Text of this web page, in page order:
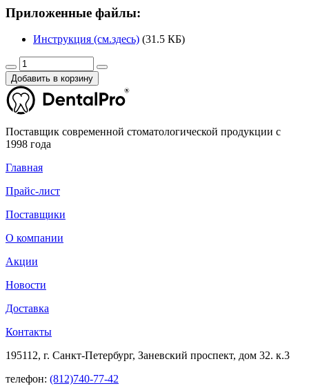
Приложенные файлы:
Инструкция (см.здесь) (31.5 КБ)
Добавить в корзину
Поставщик современной стоматологической продукции с
1998 года
Главная
Прайс-лист
Поставщики
О компании
Акции
Новости
Доставка
Контакты
195112, г. Санкт-Петербург, Заневский проспект, дом 32. к.3
телефон: (812)740-77-42